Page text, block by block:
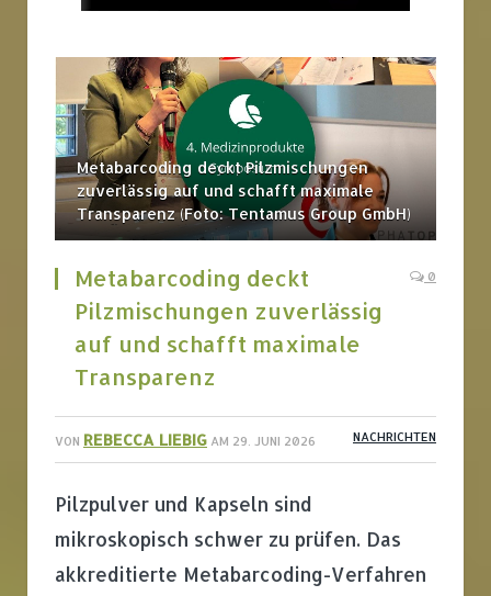
Metabarcoding deckt Pilzmischungen
zuverlässig auf und schafft maximale
Transparenz (Foto: Tentamus Group GmbH)
Metabarcoding deckt
Pilzmischungen zuverlässig
auf und schafft maximale
Transparenz
0
VON REBECCA LIEBIG AM 29. JUNI 2026 NACHRICHTEN
Pilzpulver und Kapseln sind
mikroskopisch schwer zu prüfen. Das
akkreditierte Metabarcoding-Verfahren